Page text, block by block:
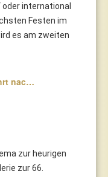
oder international
Festen im
es am zweiten
nac…
zur heurigen
zur 66.